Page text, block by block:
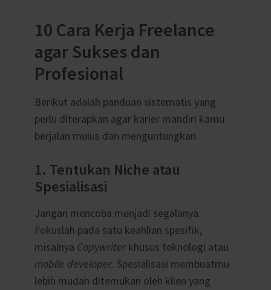
10 Cara Kerja Freelance
agar Sukses dan
Profesional
Berikut adalah panduan sistematis yang
perlu diterapkan agar karier mandiri kamu
berjalan mulus dan menguntungkan.
1. Tentukan Niche atau
Spesialisasi
Jangan mencoba menjadi segalanya.
Fokuslah pada satu keahlian spesifik,
misalnya Copywriterkhusus teknologi atau
mobile developer. Spesialisasi membuatmu
lebih mudah ditemukan oleh klien yang